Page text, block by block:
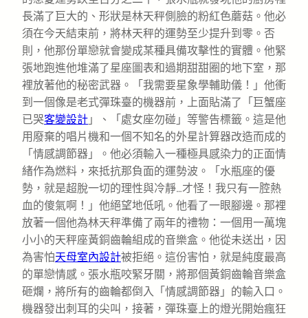
長滿了巨大的、形狀是林天秤側臉的粉紅色蘑菇。他必
須在今天結束前，將林天秤的運勢至少提升到零。否
則，他那份單戀就會變成某種具備攻擊性的實體。他緊
張地跑進他堆滿了星座圖表和過期甜甜圈的地下室，那
裡放著他的秘密武器。「我需要星象學輔助儀！」他衝
到一個像是老式彈珠臺的機器前，上面貼滿了「巨蟹座
已哭客變設計 」、「處女座勿碰」等警告標籤。這是他
用廢棄的唱片機和一個不知名的外星計算器改造而成的
「情感調節器」。他必須輸入一種極具感染力的正面情
緒作為燃料，來抵抗那負面的運勢波。「水瓶座的優
勢，就是超脫一切的理性與冷靜…才怪！我只有一腔熱
血的傻氣啊！」他絕望地低吼。他看了一眼腳邊。那裡
放著一個他為林天秤準備了兩年的禮物：一個用一萬塊
小小的天秤座黃銅齒輪組成的音樂盒。他從未送出，因
為害怕天母室內設計被拒絕。這份害怕，就是純度最高
的單戀情感。張水瓶咬緊牙關，將那個黃銅齒輪音樂盒
砸爛，將所有的齒輪都倒入「情感調節器」的輸入口。
機器發出刺耳的尖叫，接著，彈珠臺上的燈光開始瘋狂